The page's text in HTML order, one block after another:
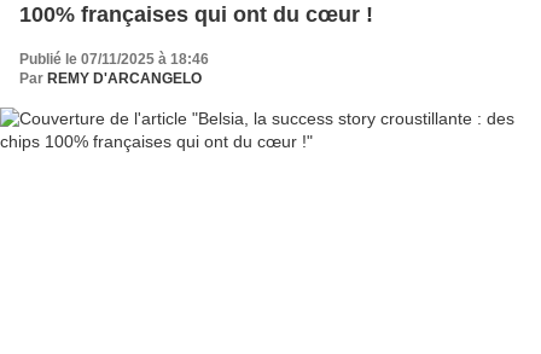
100% françaises qui ont du cœur !
Publié le 07/11/2025 à 18:46
Par REMY D'ARCANGELO